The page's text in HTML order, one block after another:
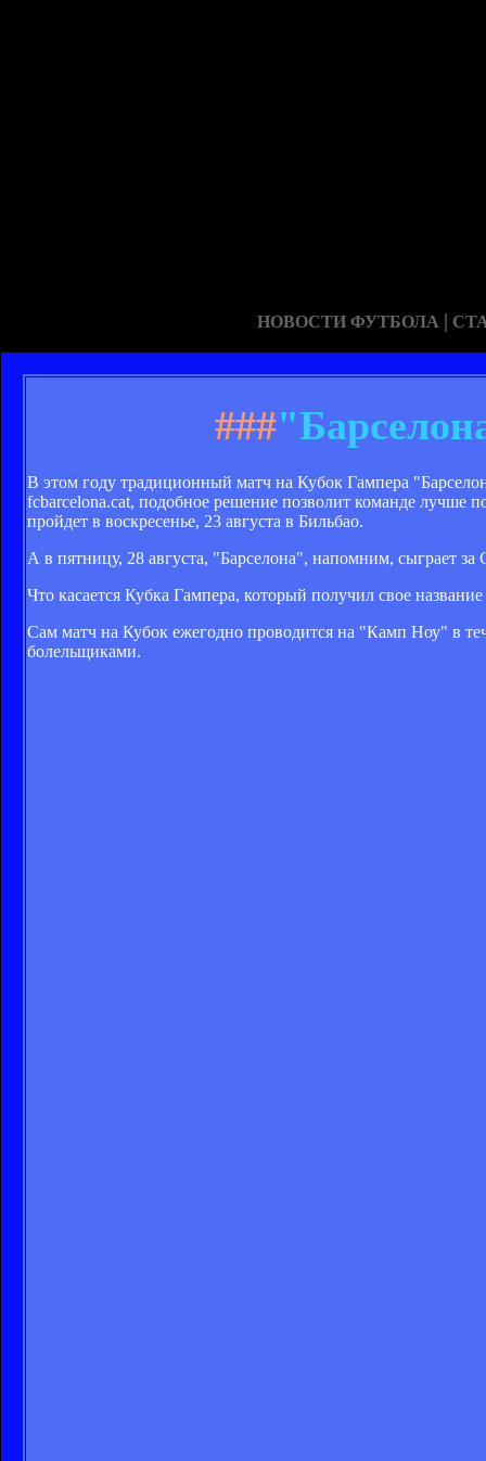
НОВОСТИ ФУТБОЛА |
###
В этом году традиционный матч на Кубок Гампера
fcbarcelona.cat, подобное решение позволит команде лучше
пройдет в воскресенье, 23 августа в Бильбао.
А в пятницу, 28 августа, "Барселона", напомним, сыграет
Что касается Кубка Гампера, который получил свое
Сам матч на Кубок ежегодно проводится на "Камп Ноу" в
болельщиками.